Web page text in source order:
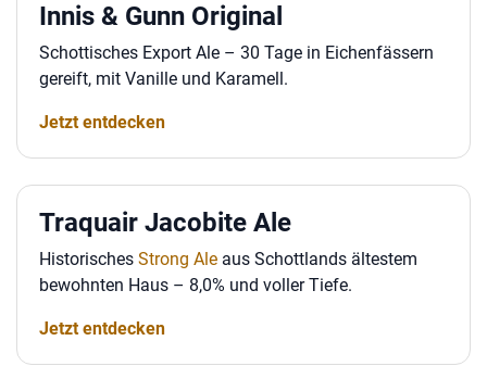
Innis & Gunn Original
Schottisches Export Ale – 30 Tage in Eichenfässern
gereift, mit Vanille und Karamell.
Jetzt entdecken
Traquair Jacobite Ale
Historisches Strong Ale aus Schottlands ältestem
bewohnten Haus – 8,0% und voller Tiefe.
Jetzt entdecken